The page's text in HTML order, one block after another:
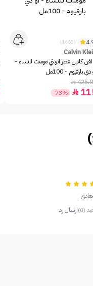
(1668)
Calvin
كلاين عطر اترنتي مومنت للنساء -
بارفيوم - 100مل


-73%
(0)
ارسال رد